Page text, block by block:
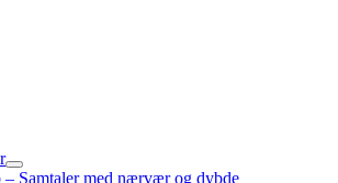
– Samtaler med nærvær og dybde